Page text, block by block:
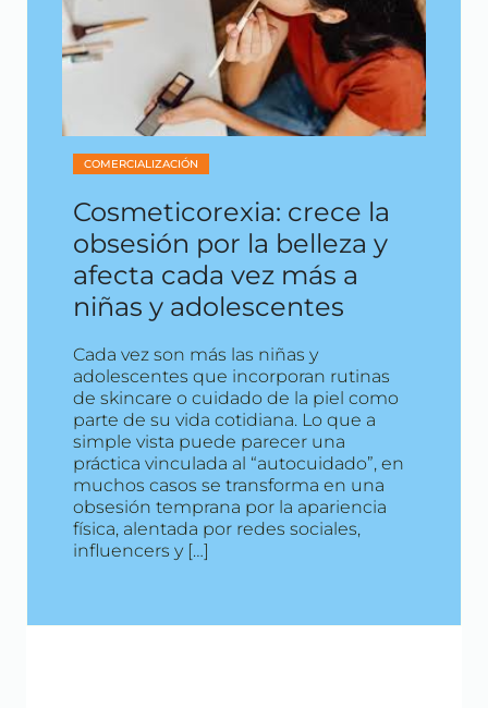
COMERCIALIZACIÓN
Cosmeticorexia: crece la
obsesión por la belleza y
afecta cada vez más a
niñas y adolescentes
Cada vez son más las niñas y
adolescentes que incorporan rutinas
de skincare o cuidado de la piel como
parte de su vida cotidiana. Lo que a
simple vista puede parecer una
práctica vinculada al “autocuidado”, en
muchos casos se transforma en una
obsesión temprana por la apariencia
física, alentada por redes sociales,
influencers y […]